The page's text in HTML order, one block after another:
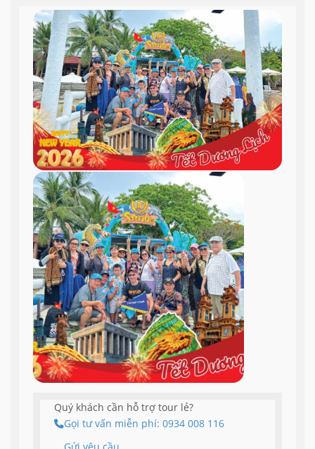
Quý khách cần hỗ trợ tour lẻ?
Gọi tư vấn miễn phí: 0934 008 116